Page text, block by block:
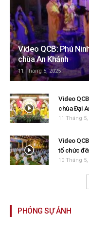
Video QCB: Phú
chùa An Khánh
11 Tháng 5, 2025
Video
chùa Đại
11 Tháng 5,
Video
tổ chức
10 Tháng 5,
PHÓNG SỰ ẢNH